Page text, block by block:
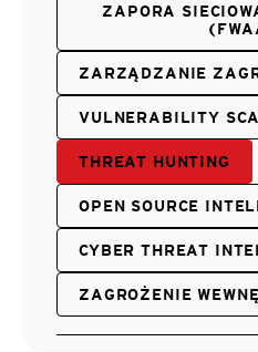
ZAPORA
ZARZĄDZANIE
VULNERABILITY
THREAT HUNTING
OPEN SOURCE
CYBER THREAT
ZAGROŻENIE